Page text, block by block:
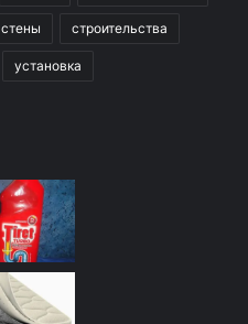
стены строительства
установка